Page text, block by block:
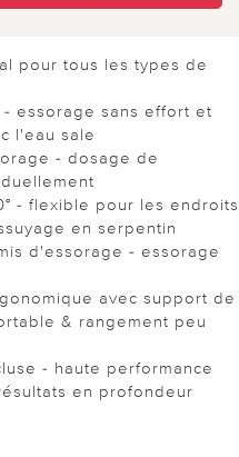
pour tous les types de
essorage sans effort et
l'eau sale
- dosage de
- flexible pour les endroits
en serpentin
d'essorage - essorage
avec support de
& rangement peu
- haute performance
en profondeur